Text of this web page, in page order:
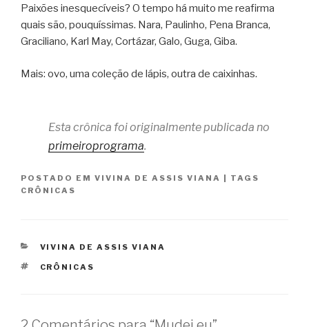
Paixões inesquecíveis? O tempo há muito me reafirma
quais são, pouquíssimas. Nara, Paulinho, Pena Branca,
Graciliano, Karl May, Cortázar, Galo, Guga, Giba.
Mais: ovo, uma coleção de lápis, outra de caixinhas.
Esta crônica foi originalmente publicada no
primeiroprograma.
POSTADO EM VIVINA DE ASSIS VIANA
TAGS
CRÔNICAS
CATEGORIAS
VIVINA DE ASSIS VIANA
TAGS
CRÔNICAS